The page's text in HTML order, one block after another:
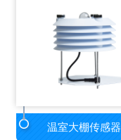
温室大棚传感器